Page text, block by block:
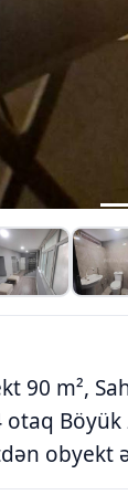
90 m²,
otaq
obyekt